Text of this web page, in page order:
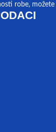
robe,